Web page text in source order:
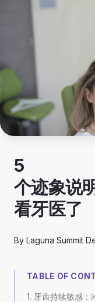
5
个迹象说
看牙医了
By Laguna Summit
TABLE OF
1. 牙齿持续敏感